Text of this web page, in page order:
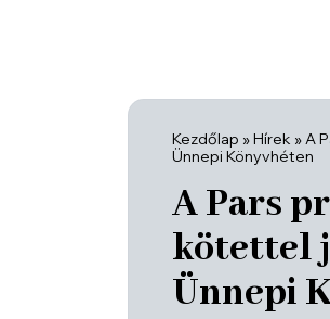
Kezdőlap »Hírek »A
Ünnepi Könyvhéten
A Pars
kötettel
Ünnepi